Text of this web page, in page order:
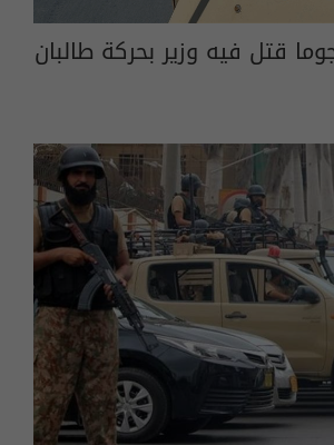
قتل فيه وزير بحركة طالبان